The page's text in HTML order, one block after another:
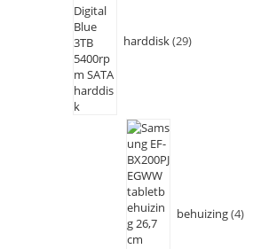
harddisk 29
behuizing 4